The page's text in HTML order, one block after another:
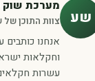
שע
מערכת שוק
צוות התוכן
אנחנו כותבים
וחקלאות
עשרות